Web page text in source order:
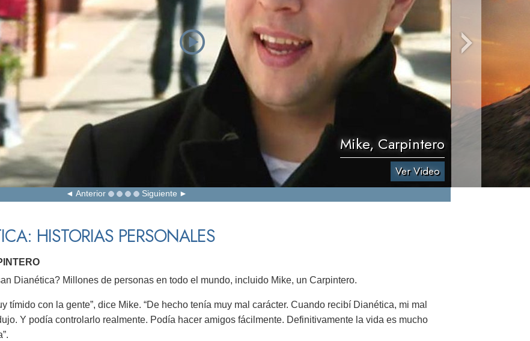
Mike, Carpintero
Ver Video
Anterior Siguiente
HISTORIAS PERSONALES
Dianética? Millones de personas en todo el mundo, incluido Mike, un Carpintero.
tímido con la gente”, dice Mike. “De hecho tenía muy mal carácter. Cuando recibí Dianética, mi mal
Y podía controlarlo realmente. Podía hacer amigos fácilmente. Definitivamente la vida es mucho